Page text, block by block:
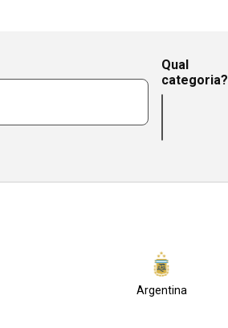
Qual
categoria?
Argentina